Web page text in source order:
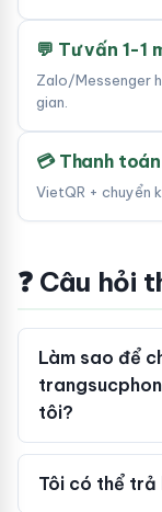
💬 Tư vấn 1-1
Zalo/Messenger
gian.
💳 Thanh
VietQR + chuyển
❓ Câu hỏi
Làm sao để
tôi?
Tôi có thể trả